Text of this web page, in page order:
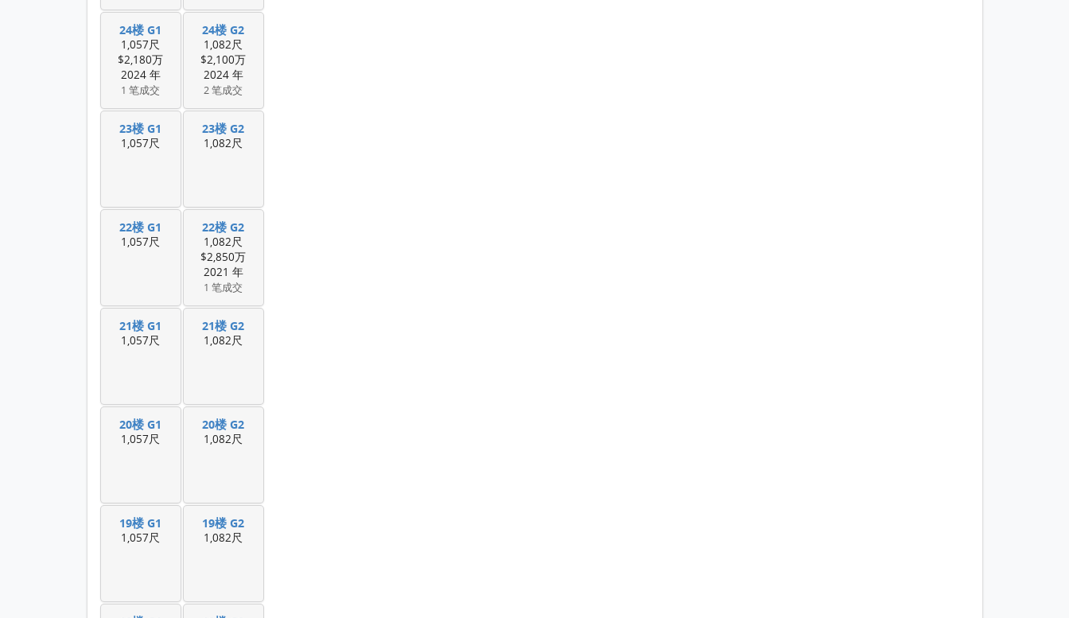
24楼 G1
1,057尺
$2,180万
2024 年
1 笔成交
24楼 G2
1,082尺
$2,100万
2024 年
2 笔成交
23楼 G1
1,057尺
23楼 G2
1,082尺
22楼 G1
1,057尺
22楼 G2
1,082尺
$2,850万
2021 年
1 笔成交
21楼 G1
1,057尺
21楼 G2
1,082尺
20楼 G1
1,057尺
20楼 G2
1,082尺
19楼 G1
1,057尺
19楼 G2
1,082尺